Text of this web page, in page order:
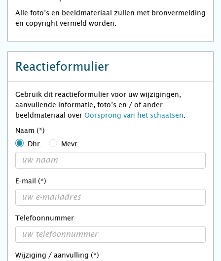
Alle foto’s en beeldmateriaal zullen met bronvermelding
en copyright vermeld worden.
Reactieformulier
Gebruik dit reactieformulier voor uw wijzigingen,
aanvullende informatie, foto’s en / of ander
beeldmateriaal over Oorsprong van het schaatsen
Naam (*)
Dhr.
Mevr.
E-mail (*)
Telefoonnummer
Wijziging / aanvulling (*)